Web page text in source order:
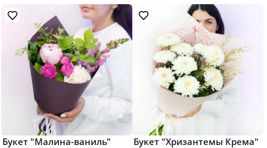
Букет "Малина-ваниль" Букет "Хризантемы Крема"